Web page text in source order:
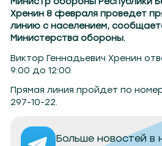
Хренин 8 февраля проведет
линию с населением,
Министерства обороны.
Виктор Геннадьевич Хренин
9:00 до 12:00.
Прямая линия пройдет по
297-10-22.
Больше новостей в